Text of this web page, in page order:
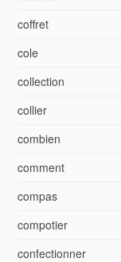
coffret
cole
collection
collier
combien
comment
compas
compotier
confectionner